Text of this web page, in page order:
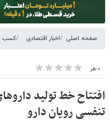
صفحه اصلی اخبار اقتصادی کسب
۰ نفر
افتتاح خط تولید
تنفسی رویان دارو